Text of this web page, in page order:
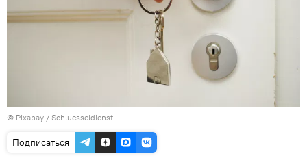
© Рixabay / Schluesseldienst
Подписаться